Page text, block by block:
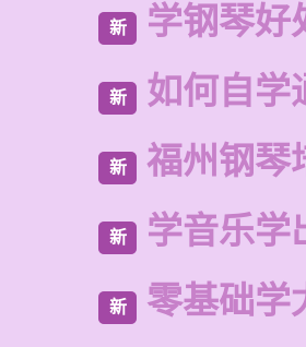
新 学钢琴好
新 如何自学
新 福州钢琴
新 学音乐学
新 零基础学